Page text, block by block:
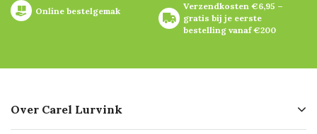
Online bestelgemak
Verzendkosten €6,95 –
gratis bij je eerste
bestelling vanaf €200
Over Carel Lurvink